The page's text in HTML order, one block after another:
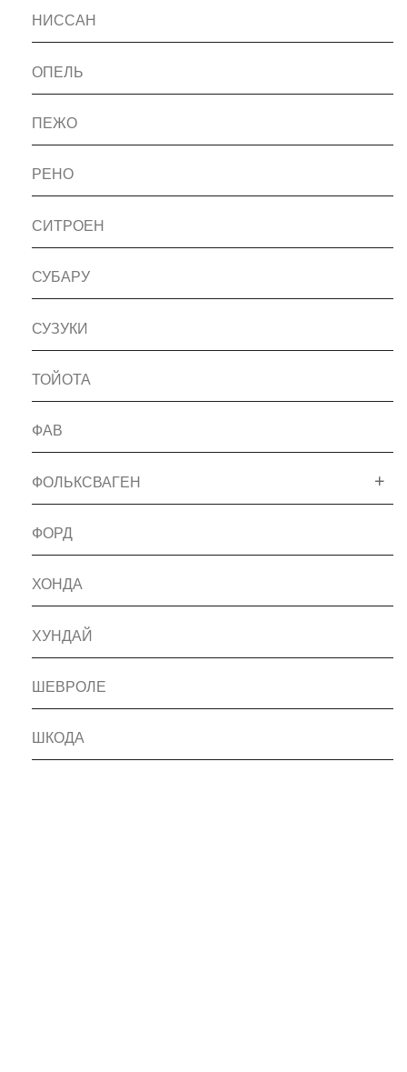
НИССАН
ОПЕЛЬ
ПЕЖО
РЕНО
СИТРОЕН
СУБАРУ
СУЗУКИ
ТОЙОТА
ФАВ
ФОЛЬКСВАГЕН
ФОРД
ХОНДА
ХУНДАЙ
ШЕВРОЛЕ
ШКОДА